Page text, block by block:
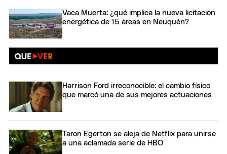
Vaca Muerta: ¿qué implica la nueva licitación
energética de 15 áreas en Neuquén?
Harrison Ford irreconocible: el cambio físico
que marcó una de sus mejores actuaciones
Taron Egerton se aleja de Netflix para unirse
a una aclamada serie de HBO